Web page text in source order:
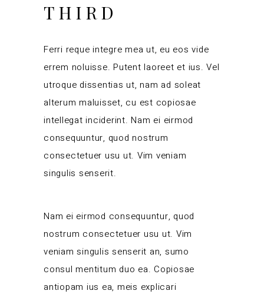
THIRD
Ferri reque integre mea ut, eu eos vide
errem noluisse. Putent laoreet et ius. Vel
utroque dissentias ut, nam ad soleat
alterum maluisset, cu est copiosae
intellegat inciderint. Nam ei eirmod
consequuntur, quod nostrum
consectetuer usu ut. Vim veniam
singulis senserit.
Nam ei eirmod consequuntur, quod
nostrum consectetuer usu ut. Vim
veniam singulis senserit an, sumo
consul mentitum duo ea. Copiosae
antiopam ius ea, meis explicari